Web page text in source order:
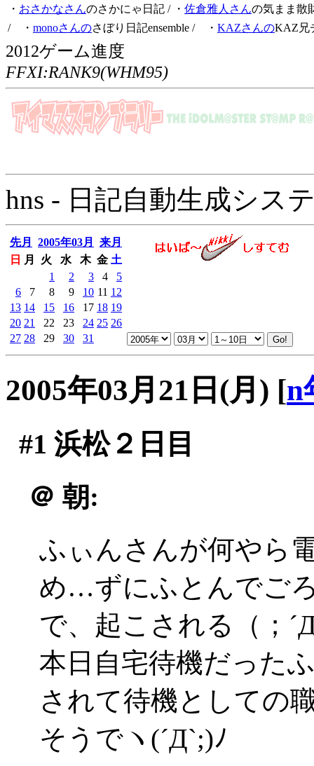
・ おさかなさんのさかにゃ日記 / ・ 佐倉雅人さんの気まま散
/ ・ monoさんのさぼり日記ensemble / ・ KAZさんのKAZ兄
2012ゲーム進度
FFXI:RANK9(WHM95)
hns - 日記自動生成シス
先月 2005年03月
来月
日
月 火 水 木 金 土
1
2 3 4
5
6
7 8 9 10 11 12
13 14 15 16 17 18 19
20 21 22 23 24 25 26
27 28 29 30 31
2005年03月21日(月) [n
#1 浜松２日目
＠ 朝:
ふぃんさんが何やら
め…ずにふとんでご
で、起こされる（；
本日自宅待機だった
されて待機としての
そうでヽ(´Д`;)ﾉ